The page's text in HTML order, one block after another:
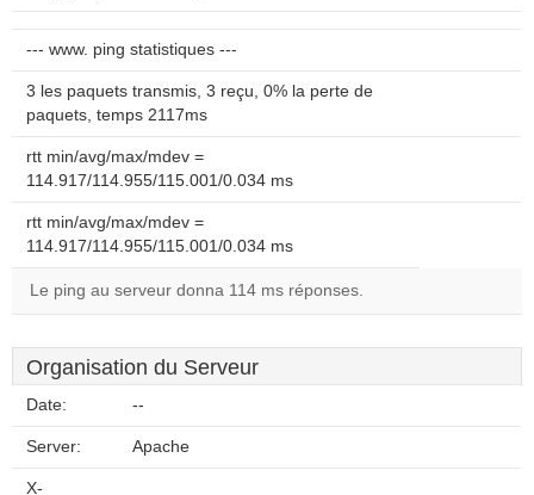
--- www. ping statistiques ---
3 les paquets transmis, 3 reçu, 0% la perte de
paquets, temps 2117ms
rtt min/avg/max/mdev =
114.917/114.955/115.001/0.034 ms
rtt min/avg/max/mdev =
114.917/114.955/115.001/0.034 ms
Le ping au serveur donna 114 ms réponses.
Organisation du Serveur
Date: --
Server: Apache
X-